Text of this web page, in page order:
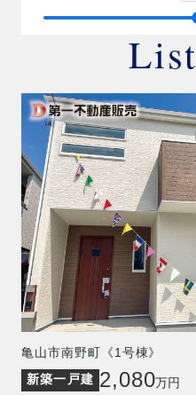
List
亀山市南野町《1号棟》
新築一戸建 2,080万円